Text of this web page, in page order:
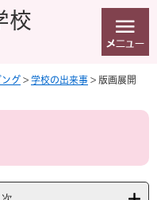
校
ング > 学校の出来事 > 版画展開